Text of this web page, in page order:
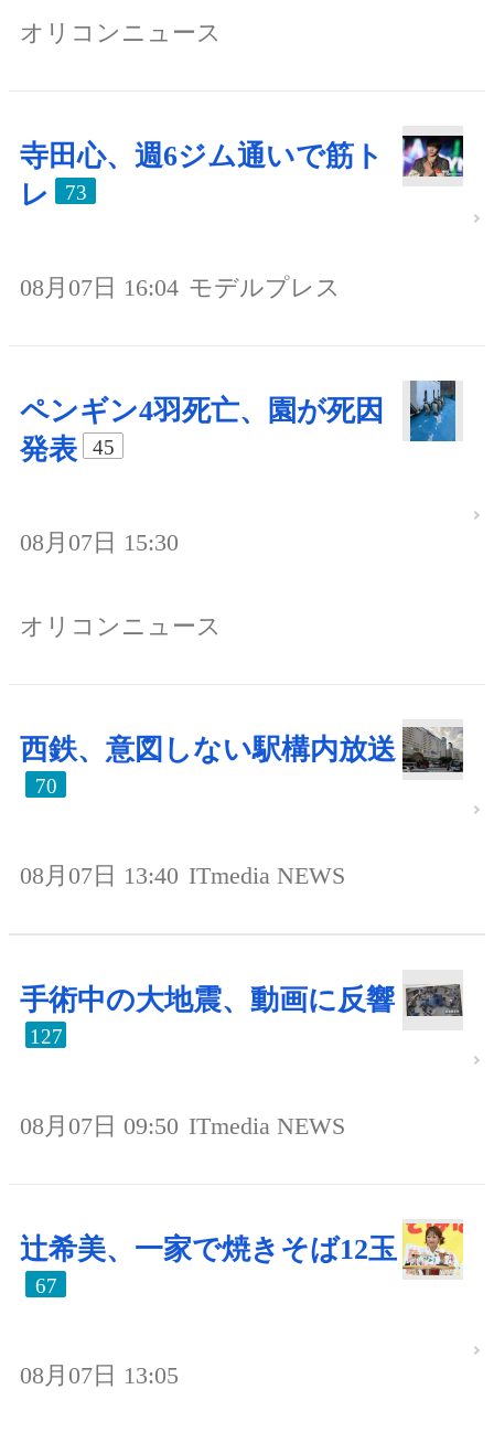
オリコンニュース
寺田心、週6ジム通いで筋ト
レ
73
08月07日 16:04 モデルプレス
ペンギン4羽死亡、園が死因
発表
45
08月07日 15:30
オリコンニュース
西鉄、意図しない駅構内放送
70
08月07日 13:40 ITmedia NEWS
手術中の大地震、動画に反響
127
08月07日 09:50 ITmedia NEWS
辻希美、一家で焼きそば12玉
67
08月07日 13:05